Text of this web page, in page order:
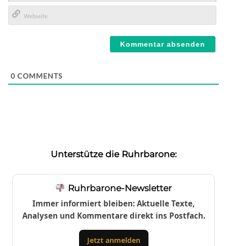
E-
Mail*
0 COMMENTS
Unterstütze die Ruhrbarone:
Ruhrbarone-Newsletter
Immer informiert bleiben: Aktuelle Texte,
Analysen und Kommentare direkt ins Postfach.
Jetzt anmelden